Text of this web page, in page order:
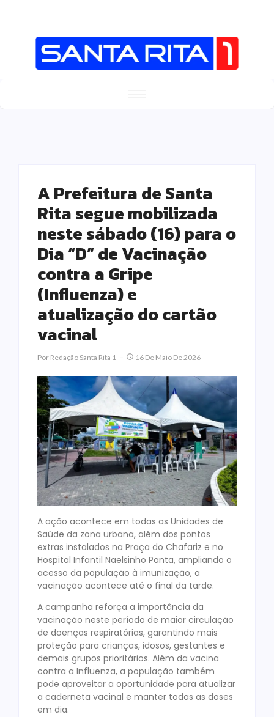
A Prefeitura de Santa
Rita segue mobilizada
neste sábado (16) para o
Dia “D” de Vacinação
contra a Gripe
(Influenza) e
atualização do cartão
vacinal
Por Redação Santa Rita 1 16 De Maio De 2026
A ação acontece em todas as Unidades de
Saúde da zona urbana, além dos pontos
extras instalados na Praça do Chafariz e no
Hospital Infantil Naelsinho Panta, ampliando o
acesso da população à imunização, a
vacinação acontece até o final da tarde.
A campanha reforça a importância da
vacinação neste período de maior circulação
de doenças respiratórias, garantindo mais
proteção para crianças, idosos, gestantes e
demais grupos prioritários. Além da vacina
contra a Influenza, a população também
pode aproveitar a oportunidade para atualizar
a caderneta vacinal e manter todas as doses
em dia.